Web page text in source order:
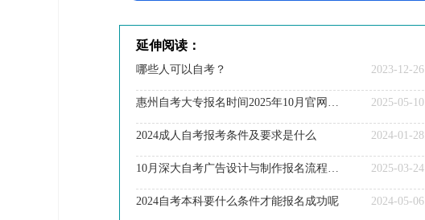
延伸阅读：
哪些人可以自考？ 2023-12-26
2025-05-10
2024成人自考报考条件及要求是什么 2024-01-28
2025-03-24
2024自考本科要什么条件才能报名成功呢 2024-05-06